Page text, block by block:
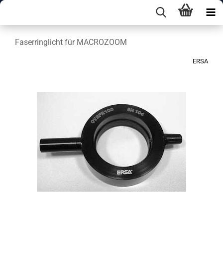
Faserringlicht für MACROZOOM
ERSA